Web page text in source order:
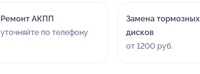
Ремонт АКПП
уточняйте по телефону
Замена тормозных
дисков
от 1200 руб.